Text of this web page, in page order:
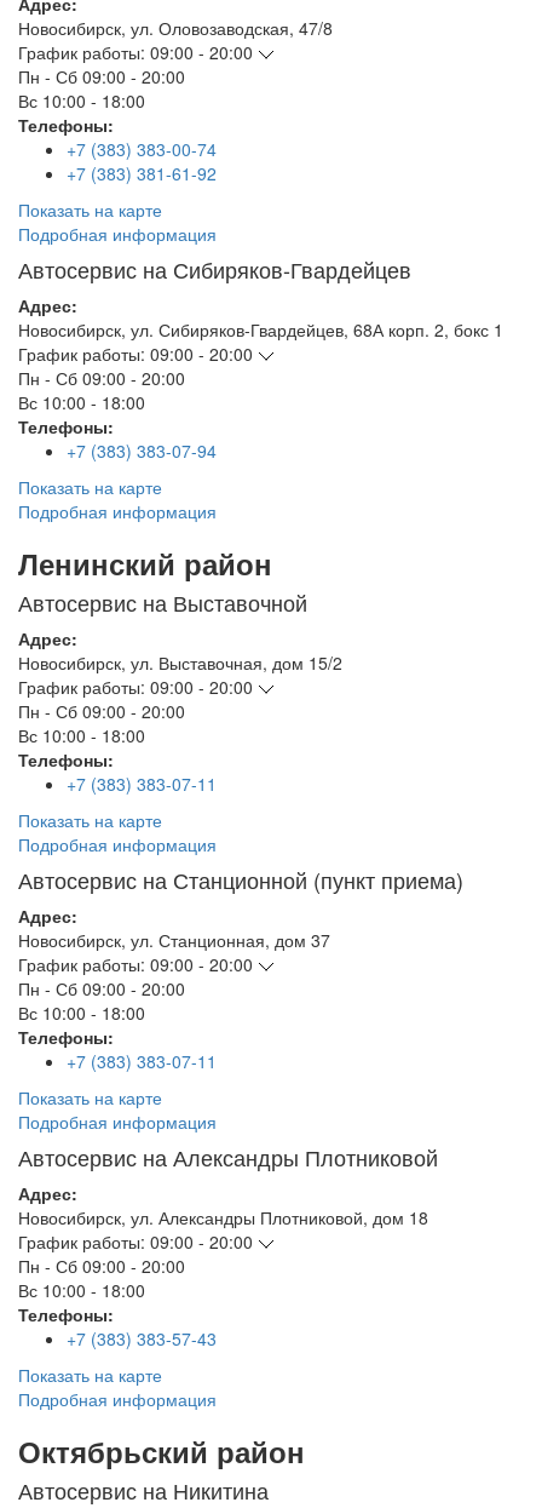
Новосибирск, ул. Оловозаводская, 47/8
График работы: 09:00 - 20:00
Пн - Сб 09:00 - 20:00
Вс 10:00 - 18:00
Телефоны:
+7 (383) 383-00-74
+7 (383) 381-61-92
Показать на карте
Подробная информация
Автосервис на Сибиряков-Гвардейцев
Адрес:
Новосибирск, ул. Сибиряков-Гвардейцев, 68А корп. 2, бокс 1
График работы: 09:00 - 20:00
Пн - Сб 09:00 - 20:00
Вс 10:00 - 18:00
Телефоны:
+7 (383) 383-07-94
Показать на карте
Подробная информация
Ленинский район
Автосервис на Выставочной
Адрес:
Новосибирск, ул. Выставочная, дом 15/2
График работы: 09:00 - 20:00
Пн - Сб 09:00 - 20:00
Вс 10:00 - 18:00
Телефоны:
+7 (383) 383-07-11
Показать на карте
Подробная информация
Автосервис на Станционной (пункт приема)
Адрес:
Новосибирск, ул. Станционная, дом 37
График работы: 09:00 - 20:00
Пн - Сб 09:00 - 20:00
Вс 10:00 - 18:00
Телефоны:
+7 (383) 383-07-11
Показать на карте
Подробная информация
Автосервис на Александры Плотниковой
Адрес:
Новосибирск, ул. Александры Плотниковой, дом 18
График работы: 09:00 - 20:00
Пн - Сб 09:00 - 20:00
Вс 10:00 - 18:00
Телефоны:
+7 (383) 383-57-43
Показать на карте
Подробная информация
Октябрьский район
Автосервис на Никитина